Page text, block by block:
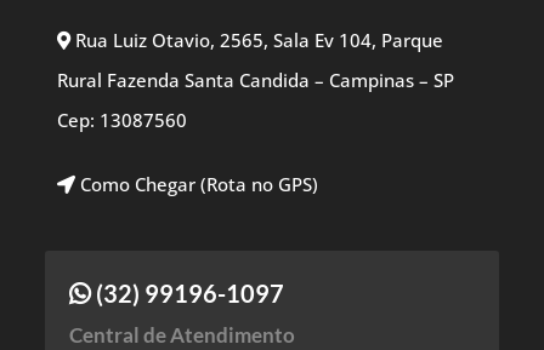
Rua Luiz Otavio, 2565, Sala Ev 104, Parque
Rural Fazenda Santa Candida – Campinas – SP
Cep: 13087560
Como Chegar (Rota no GPS)
(32) 99196-1097
Central de Atendimento